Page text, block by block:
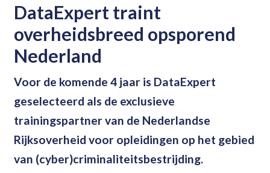
DataExpert traint
overheidsbreed opsporend
Nederland
Voor de komende 4 jaar is DataExpert
geselecteerd als de exclusieve
trainingspartner van de Nederlandse
Rijksoverheid voor opleidingen op het gebied
van (cyber)criminaliteitsbestrijding.